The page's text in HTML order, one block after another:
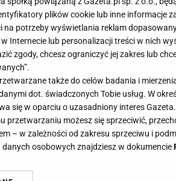
ojcem dziecka ze
plików cookie lub inne informacje
na potrzeby wyświetlania reklam
Internecie lub personalizacji treści w nich
zgody, chcesz ograniczyć jej zakres lub
także do celów badania i
dot. świadczonych Tobie usług. W
się w oparciu o uzasadniony interes
przetwarzaniu możesz się sprzeciwić,
– w zależności od zakresu sprzeciwu i
osobowych znajdziesz w dokumencie